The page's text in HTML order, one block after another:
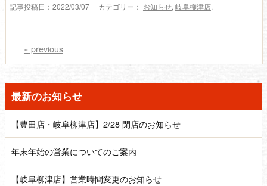
記事投稿日：2022/03/07 カテゴリー： お知らせ, 岐阜柳津店.
« previous
最新のお知らせ
【豊田店・岐阜柳津店】2/28 閉店のお知らせ
年末年始の営業についてのご案内
【岐阜柳津店】営業時間変更のお知らせ